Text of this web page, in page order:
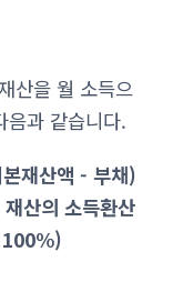
산을 월 소득으
음과 같습니다.
재산액 - 부채)
산의 소득환산
100%)